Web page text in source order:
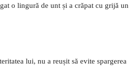
o lingură de unt și a crăpat cu grijă un
lui, nu a reușit să evite spargerea